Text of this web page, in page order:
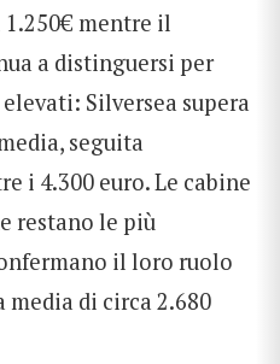
mentre il
a distinguersi per
Silversea supera
seguita
i 4.300 euro. Le cabine
restano le più
il loro ruolo
media di circa 2.680